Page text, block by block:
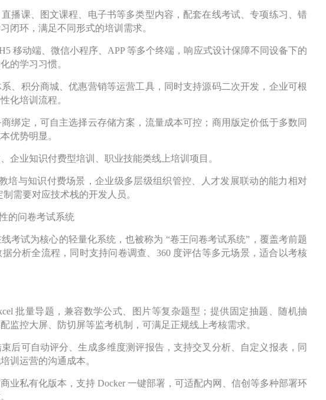
播课、图文课程、电子书等多类型内容，配套在线考试、专项练习、错
闭环，满足不同形式的培训需求。
移动端、微信小程序、APP 等多个终端，响应式设计保障不同设备下的
的学习习惯。
、积分商城、优惠营销等运营工具，同时支持源码二次开发，企业可根
化培训流程。
绑定，可自主选择云存储方案，流量成本可控；商用版定价低于多数同
优势明显。
企业知识付费型培训、职业技能类线上培训项目。
培与知识付费场景，企业级多层级组织管控、人才发展联动的能力相对
需要对应技术栈的开发人员。
的问卷考试系统
考试为核心的轻量化系统，也被称为 “卷王问卷考试系统”，覆盖考前题
分析全流程，同时支持问卷调查、360 度评估等多元场景，适合以考核
批量导题，兼容数学公式、图片等复杂题型；提供固定抽题、随机抽
监控大屏、防切屏等监考机制，可满足正规线上考核需求。
后可自动评分、生成多维度测评报告，支持交叉分析、自定义报表，同
训运营的沟通成本。
业私有化版本，支持 Docker 一键部署，可适配内网、信创等多种部署环